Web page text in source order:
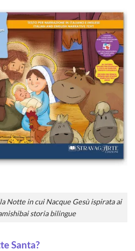
Notte in cui Nacque Gesù ispirata ai
storia bilingue
Santa?